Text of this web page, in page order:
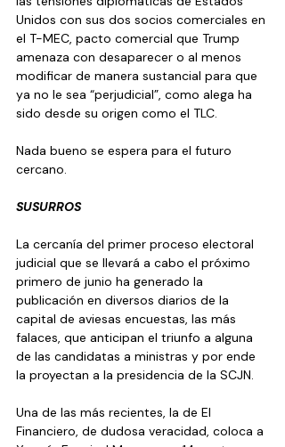
Unidos con sus dos socios comerciales en
el T-MEC, pacto comercial que Trump
amenaza con desaparecer o al menos
modificar de manera sustancial para que
ya no le sea “perjudicial”, como alega ha
sido desde su origen como el TLC.
Nada bueno se espera para el futuro
cercano.
SUSURROS
La cercanía del primer proceso electoral
judicial que se llevará a cabo el próximo
primero de junio ha generado la
publicación en diversos diarios de la
capital de aviesas encuestas, las más
falaces, que anticipan el triunfo a alguna
de las candidatas a ministras y por ende
la proyectan a la presidencia de la SCJN.
Una de las más recientes, la de El
Financiero, de dudosa veracidad, coloca a